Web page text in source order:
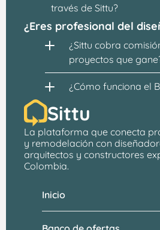
través de Sittu?
¿Eres profesional del
¿Sittu cobra
proyectos que
¿Cómo funciona el
Sittu
La plataforma que conecta
y remodelación con
arquitectos y constructores
Colombia.
Inicio